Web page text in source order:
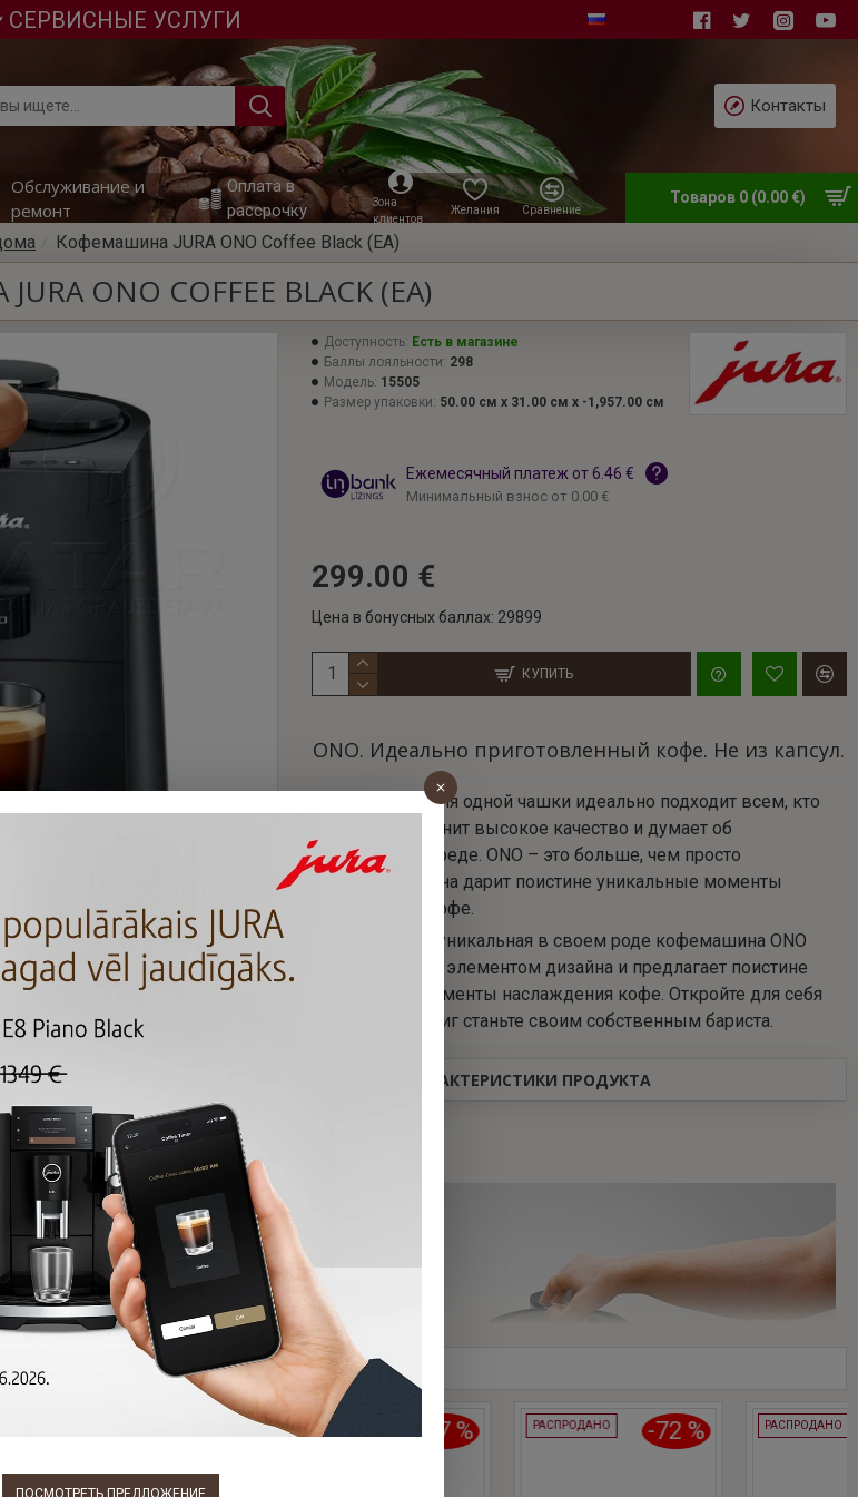
ПОСМОТРЕТЬ ПРЕДЛОЖЕНИЕ
СЕРВИСНЫЕ УСЛУГИ
Контакты
Обслуживание и
ремонт
Оплата в
рассрочку
Зона
клиентов
Желания Сравнение
Товаров 0 (0.00 €)
Кофемашина JURA ONO Coffee Black (EA)
ONO COFFEE BLACK (EA)
Доступность: Есть в магазине
Баллы лояльности: 298
Модель: 15505
Размер упаковки: 50.00 см x 31.00 см x -1,957.00 см
299.00 €
Цена в бонусных баллах: 29899
Ежемесячный платеж от 6.46 €
Минимальный взнос от 0.00 €
КУПИТЬ
ONO. Идеально приготовленный кофе. Не из капсул.
Кофемашина для одной чашки идеально подходит всем, кто
любит кофе, ценит высокое качество и думает об
окружающей среде. ONO – это больше, чем просто
кофемашина: она дарит поистине уникальные моменты
наслаждения кофе.
Новаторская и уникальная в своем роде кофемашина ONO
является ярким элементом дизайна и предлагает поистине
уникальные моменты наслаждения кофе. Откройте для себя
ONO и в один миг станьте своим собственным бариста.
В ЭТОЙ ЖЕ ГРУППЕ ТОВАРОВ
РАСПРОДАНО -57 % РАСПРОДАНО -72 % РАСПРОДАНО -55 %
ХАРАКТЕРИСТИКИ ПРОДУКТА
Black (EA)